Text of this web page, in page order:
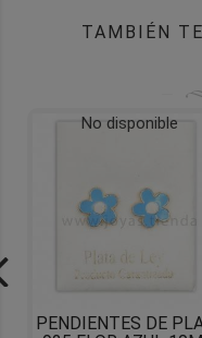
TAMBIÉN
No disponible
PENDIENTES DE